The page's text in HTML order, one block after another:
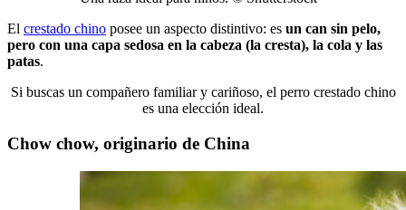
El crestado chino posee un aspecto distintivo: es un can sin pelo,
pero con una capa sedosa en la cabeza (la cresta), la cola y las
patas.
Si buscas un compañero familiar y cariñoso, el perro crestado chino
es una elección ideal.
Chow chow, originario de China